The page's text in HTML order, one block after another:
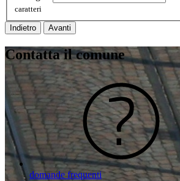
caratteri
Indietro Avanti
Contatta il comune
domande frequenti